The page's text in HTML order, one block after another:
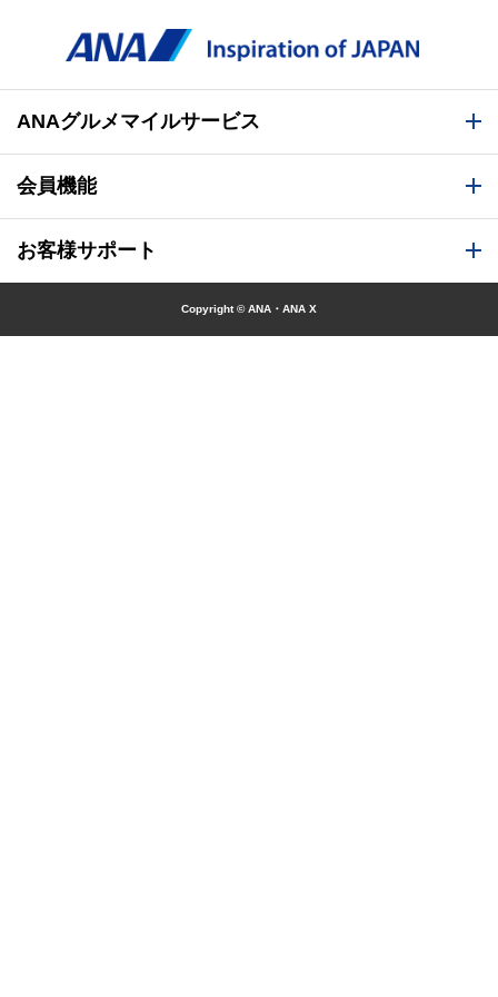
ANAグルメマイルサービス
会員機能
お客様サポート
Copyright © ANA・ANA X